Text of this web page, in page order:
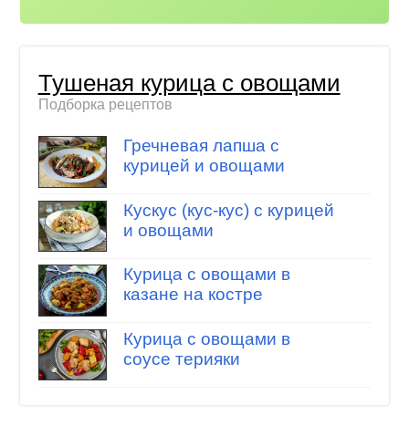
Тушеная курица с овощами
Подборка рецептов
Гречневая лапша с
курицей и овощами
Кускус (кус-кус) с курицей
и овощами
Курица с овощами в
казане на костре
Курица с овощами в
соусе терияки